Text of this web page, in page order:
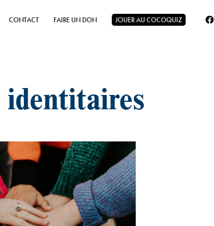
CONTACT FAIRE UN DON JOUER AU COCOQUIZ